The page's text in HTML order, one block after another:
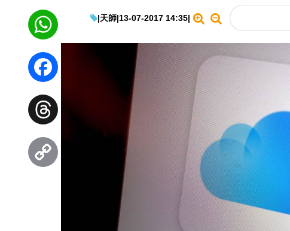
|天師|13-07-2017 14:35|
WhatsApp
Facebook
Threads